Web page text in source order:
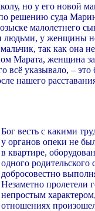
но у его новой
решению суда
малолетнего
у женщины
так как она
Марата, женщина
всё указывало, –
нашего
Бог весть с какими
у органов опеки не
в квартире,
одного родительского
добросовестно
Незаметно пролетели
непростым
отношениях